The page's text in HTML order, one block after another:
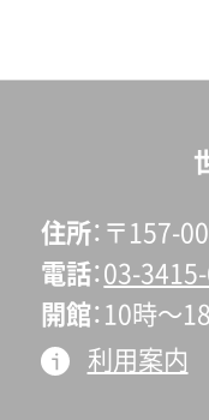
ド
ア
と
永
写真
ヴル
もな
住所 〒157-
電話 03-3415-
開館 10時〜
利用案内